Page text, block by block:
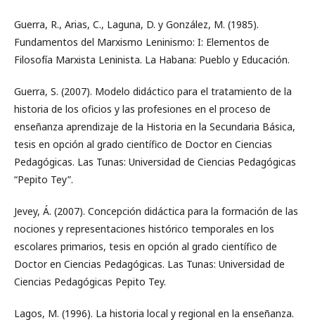
Guerra, R., Arias, C., Laguna, D. y González, M. (1985).
Fundamentos del Marxismo Leninismo: I: Elementos de
Filosofía Marxista Leninista. La Habana: Pueblo y Educación.
Guerra, S. (2007). Modelo didáctico para el tratamiento de la
historia de los oficios y las profesiones en el proceso de
enseñanza aprendizaje de la Historia en la Secundaria Básica,
tesis en opción al grado científico de Doctor en Ciencias
Pedagógicas. Las Tunas: Universidad de Ciencias Pedagógicas
“Pepito Tey”.
Jevey, Á. (2007). Concepción didáctica para la formación de las
nociones y representaciones histórico temporales en los
escolares primarios, tesis en opción al grado científico de
Doctor en Ciencias Pedagógicas. Las Tunas: Universidad de
Ciencias Pedagógicas Pepito Tey.
Lagos, M. (1996). La historia local y regional en la enseñanza.